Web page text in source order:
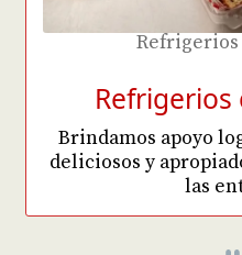
Refrigerios
Brindamos apoyo
deliciosos y
las